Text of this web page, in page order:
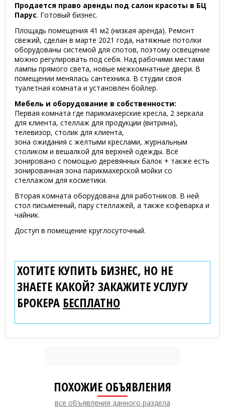
Продается право аренды под салон красоты в БЦ
Парус. Готовый бизнес.
Площадь помещения 41 м2 (низкая аренда). Ремонт
свежий, сделан в марте 2021 года, натяжные потолки
оборудованы системой для спотов, поэтому освещение
можно регулировать под себя. Над рабочими местами
лампы прямого света, новые межкомнатные двери. В
помещении менялась сантехника. В студии своя
туалетная комната и установлен бойлер.
Мебель и оборудование в собственности:
Первая комната где парикмахерские кресла, 2 зеркала
для клиента, стеллаж для продукции (витрина),
телевизор, столик для клиента,
зона ожидания с желтыми креслами, журнальным
столиком и вешалкой для верхней одежды. Всё
зонировано с помощью деревянных балок + также есть
зонированная зона парикмахерской мойки со
стеллажом для косметики.
Вторая комната оборудована для работников. В ней
стол письменный, пару стеллажей, а также кофеварка и
чайник.
Доступ в помещение круглосуточный.
ХОТИТЕ КУПИТЬ БИЗНЕС, НО НЕ
ЗНАЕТЕ КАКОЙ? ЗАКАЖИТЕ УСЛУГУ
БРОКЕРА БЕСПЛАТНО
ПОХОЖИЕ ОБЪЯВЛЕНИЯ
все объявления данного раздела